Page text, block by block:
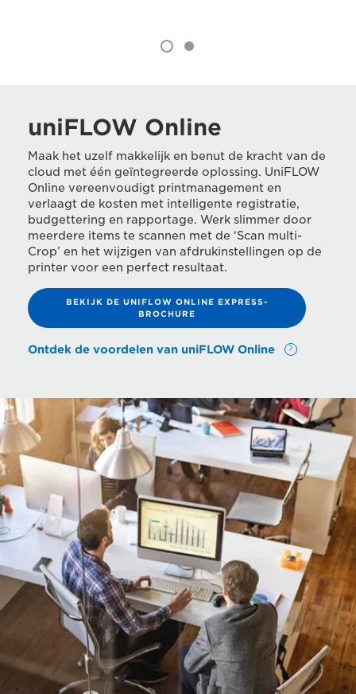
uniFLOW Online
Maak het uzelf makkelijk en benut de kracht van de
cloud met één geïntegreerde oplossing. UniFLOW
Online vereenvoudigt printmanagement en
verlaagt de kosten met intelligente registratie,
budgettering en rapportage. Werk slimmer door
meerdere items te scannen met de ‘Scan multi-
Crop’ en het wijzigen van afdrukinstellingen op de
printer voor een perfect resultaat.
BEKIJK DE UNIFLOW ONLINE EXPRESS-
BROCHURE
Ontdek de voordelen van uniFLOW Online